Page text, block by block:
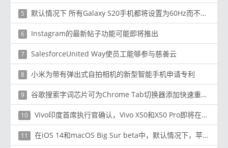
5 默认情况下 所有Galaxy S20手机都将设置为60Hz而不是120Hz
6 Instagram的最新帖子功能可能即将推出
7 SalesforceUnited Way使员工能够参与慈善云
8 小米为带有弹出式自拍相机的新型智能手机申请专利
9 谷歌搜索字词芯片可为Chrome Tab切换器添加快速重新搜索功能
10 Vivo印度首席执行官确认，Vivo X50和X50 Pro即将在印度推出
11 在iOS 14和macOS Big Sur beta中，默认情况下，苹果 News +将网页链接重定向到“新闻”应用程序